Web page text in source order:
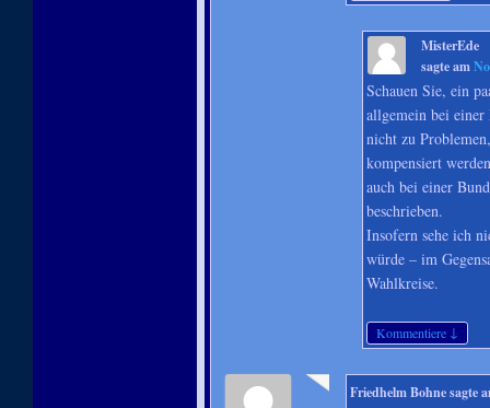
MisterEde
sagte am
Schauen Sie, ein
allgemein bei
nicht zu
kompensiert
auch bei einer
beschrieben.
Insofern sehe ich
würde – im
Wahlkreise.
Kommentiere ↓
Friedhelm Bohnesagte